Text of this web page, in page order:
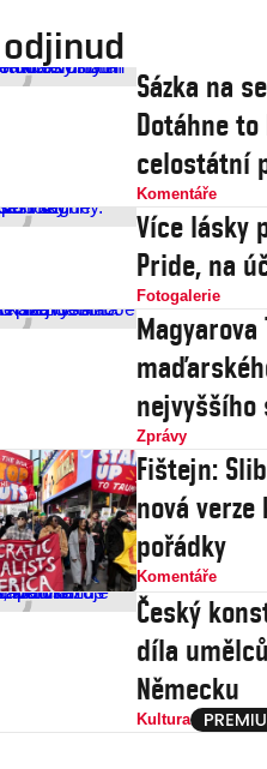
Sázka na
Dotáhne
celostátní
Komentáře
Více lásky
Pride, na
Fotogalerie
nejvyššího
Zprávy
Fištejn:
nová
pořádky
Komentáře
Český
díla
Německu
Kultura